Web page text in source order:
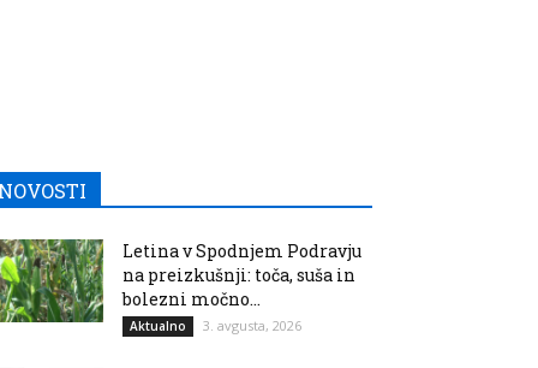
Letina v Spodnjem Podravju
na preizkušnji: toča, suša in
bolezni močno...
Aktualno 3. avgusta, 2026